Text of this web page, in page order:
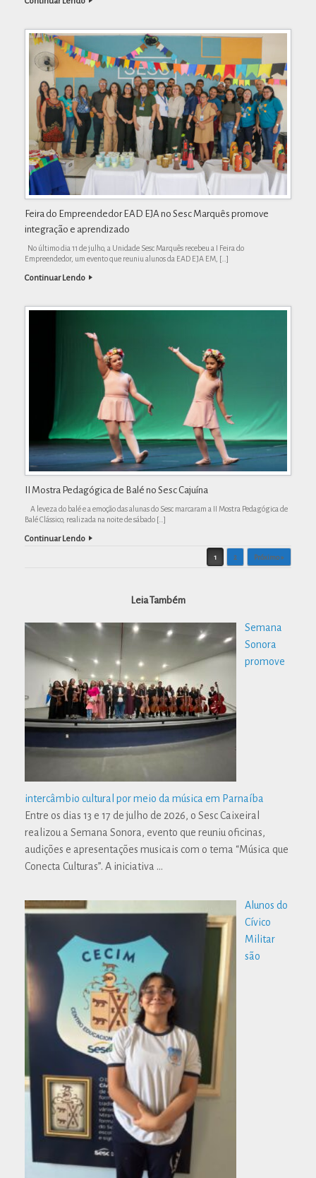
Feira do Empreendedor EAD EJA no Sesc Marquês promove
integração e aprendizado
No último dia 11 de julho, a Unidade Sesc Marquês recebeu a I Feira do
Empreendedor, um evento que reuniu alunos da EAD EJA EM, […]
Continuar Lendo
II Mostra Pedagógica de Balé no Sesc Cajuína
A leveza do balé e a emoção das alunas do Sesc marcaram a II Mostra Pedagógica de
Balé Clássico, realizada na noite de sábado […]
Continuar Lendo
1 2 Próximo »
Leia Também
Semana
Sonora
promove
intercâmbio cultural por meio da música em Parnaíba
Entre os dias 13 e 17 de julho de 2026, o Sesc Caixeiral
realizou a Semana Sonora, evento que reuniu oficinas,
audições e apresentações musicais com o tema “Música que
Conecta Culturas”. A iniciativa …
Alunos do
Cívico
Militar
são